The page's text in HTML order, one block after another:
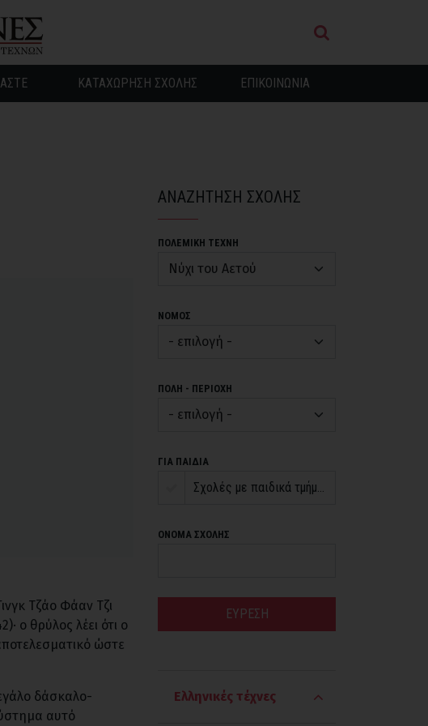
ΚΑΤΑΧΩΡΗΣΗ ΣΧΟΛΗΣ ΕΠΙΚΟΙΝΩΝΙΑ
Τζάο Φάαν Τζι
ο θρύλος λέει ότι ο
ώστε
δάσκαλο-
αυτό
ΑΝΑΖΗΤΗΣΗ ΣΧΟΛΗΣ
ΠΟΛΕΜΙΚΗ ΤΕΧΝΗ
ΝΟΜΟΣ
ΠΟΛΗ - ΠΕΡΙΟΧΗ
ΓΙΑ ΠΑΙΔΙΑ
Σχολές με παιδικά τμήματα
ΟΝΟΜΑ ΣΧΟΛΗΣ
ΕΥΡΕΣΗ
Ελληνικές τέχνες